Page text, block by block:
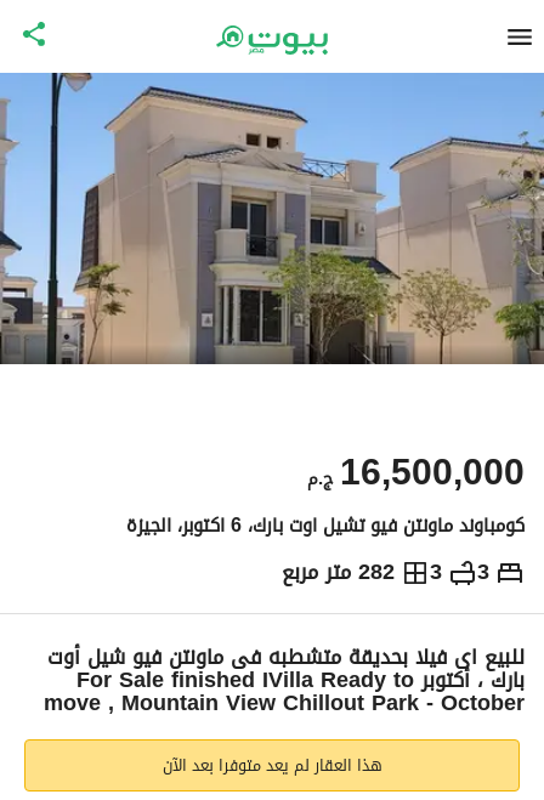
ج.م 16,500,000
كومباوند ماونتن فيو تشيل اوت بارك، 6 اكتوبر، الجيزة
3
3 282 متر مربع ج.م16,500,000
التفاصيل الاتجاهات والمؤشرات رهن عقاري
للبيع اى فيلا بحديقة متشطبه فى ماونتن فيو شيل أوت
بارك ، أكتوبر For Sale finished IVilla Ready to
move , Mountain View Chillout Park - October
هذا العقار لم يعد متوفرا بعد الآن